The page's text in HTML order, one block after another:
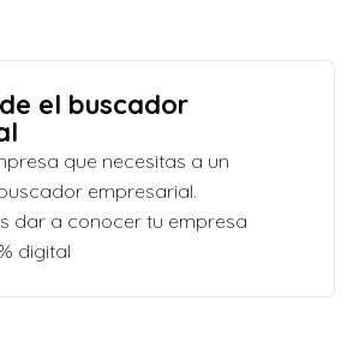
el buscador
que necesitas a un
empresarial.
dar a conocer tu empresa
digital